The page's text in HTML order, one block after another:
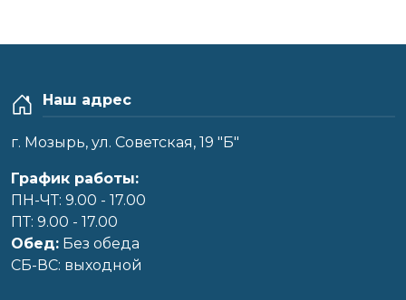
Наш адрес
г. Мозырь, ул. Советская, 19 "Б"
График работы:
ПН-ЧТ: 9.00 - 17.00
ПТ: 9.00 - 17.00
Обед: Без обеда
CБ-ВС: выходной